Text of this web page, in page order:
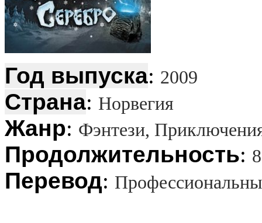
Год выпуска: 2009
Страна: Норвегия
Жанр: Фэнтези,
Продолжительность:
Перевод: